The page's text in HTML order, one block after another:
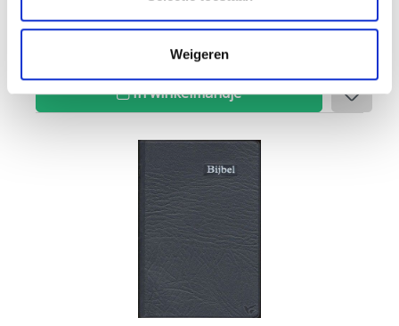
Weigeren
Voor 12 uur besteld, vandaag verzonden
In winkelmandje